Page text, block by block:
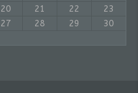
20 21 22
23
27 28 29
30